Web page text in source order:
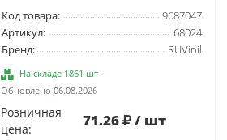
Код товара:
9687047
Артикул:
68024
Бренд:
RUVinil
На складе 1861 шт
Обновлено 06.08.2026
Розничная
цена:
71.26 / шт